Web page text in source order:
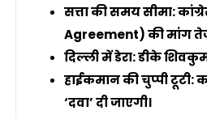
सत्ता की समय सीमा:
Agreement) की मांग
दिल्ली में डेरा: डीके
हाईकमान की चुप्पी टूटी:
‘दवा’ दी जाएगी।